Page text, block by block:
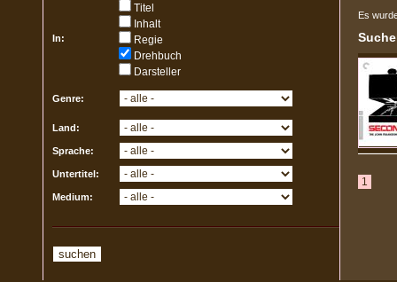
In:
Titel
Inhalt
Regie
Drehbuch
Darsteller
Genre:
Land:
Sprache:
Untertitel:
Medium:
Es
1